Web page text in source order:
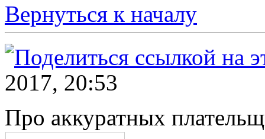
Вернуться к началу
2017, 20:53
Про аккуратных